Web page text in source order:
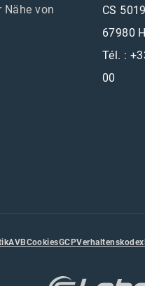
Nähe von
CS
67980
Tél. :
00
AVBCookiesGCPVerhaltenskodex